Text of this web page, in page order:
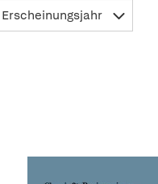
Erscheinungsjahr